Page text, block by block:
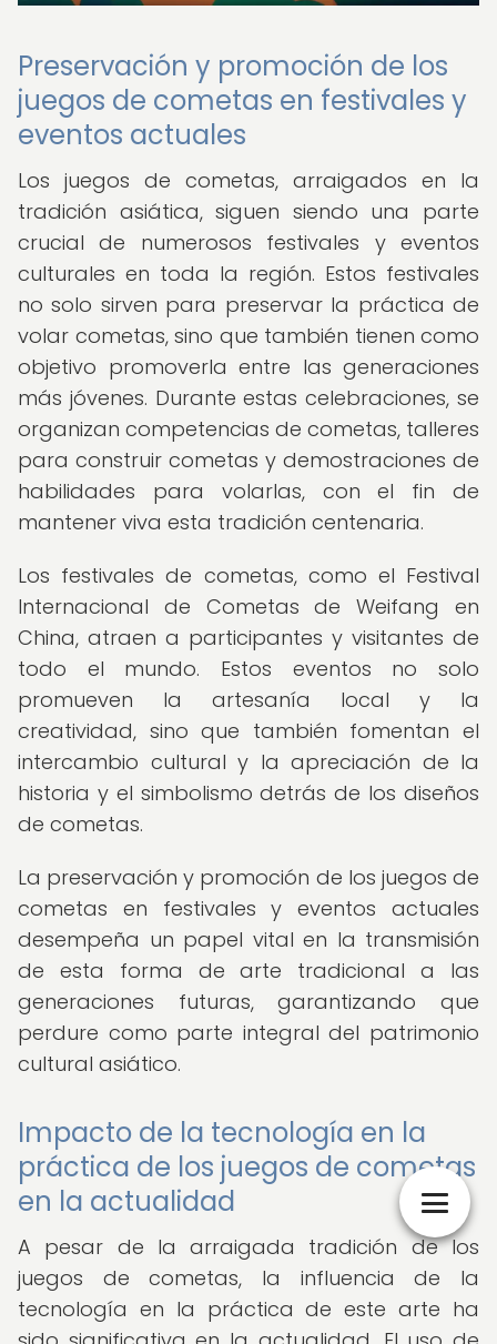
Preservación y promoción de los
juegos de cometas en festivales y
eventos actuales
Los juegos de cometas, arraigados en la
tradición asiática, siguen siendo una parte
crucial de numerosos festivales y eventos
culturales en toda la región. Estos festivales
no solo sirven para preservar la práctica de
volar cometas, sino que también tienen como
objetivo promoverla entre las generaciones
más jóvenes. Durante estas celebraciones, se
organizan competencias de cometas, talleres
para construir cometas y demostraciones de
habilidades para volarlas, con el fin de
mantener viva esta tradición centenaria.
Los festivales de cometas, como el Festival
Internacional de Cometas de Weifang en
China, atraen a participantes y visitantes de
todo el mundo. Estos eventos no solo
promueven la artesanía local y la
creatividad, sino que también fomentan el
intercambio cultural y la apreciación de la
historia y el simbolismo detrás de los diseños
de cometas.
La preservación y promoción de los juegos de
cometas en festivales y eventos actuales
desempeña un papel vital en la transmisión
de esta forma de arte tradicional a las
generaciones futuras, garantizando que
perdure como parte integral del patrimonio
cultural asiático.
Impacto de la tecnología en la
práctica de los juegos de cometas
en la actualidad
A pesar de la arraigada tradición de los
juegos de cometas, la influencia de la
tecnología en la práctica de este arte ha